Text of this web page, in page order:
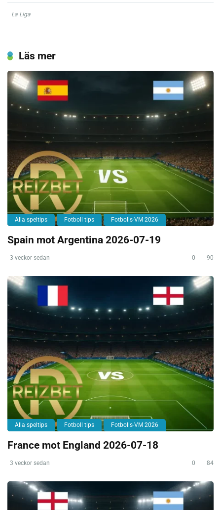
La Liga
Läs mer
Alla speltips Fotboll tips Fotbolls-VM 2026
Spain mot Argentina 2026-07-19
3 veckor sedan 0 90
Alla speltips Fotboll tips Fotbolls-VM 2026
France mot England 2026-07-18
3 veckor sedan 0 84